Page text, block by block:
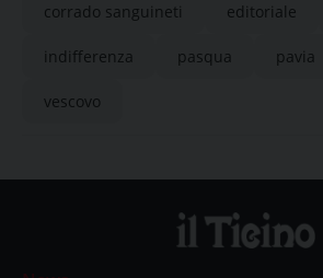
corrado sanguineti editoriale
indifferenza pasqua pavia
vescovo